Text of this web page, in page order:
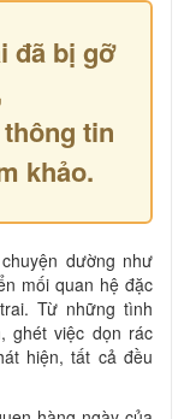
đã bị gỡ
tin
khảo.
dường như
mối quan hệ đặc
Từ những tình
ghét việc dọn rác
hiện, tất cả đều